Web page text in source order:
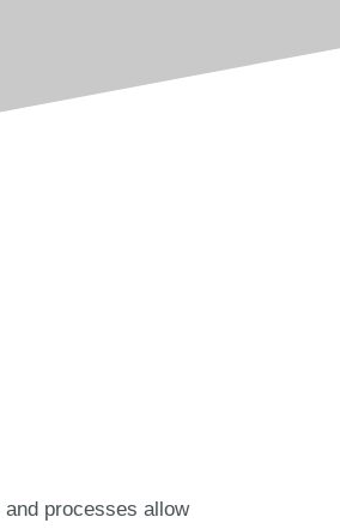
processes allow